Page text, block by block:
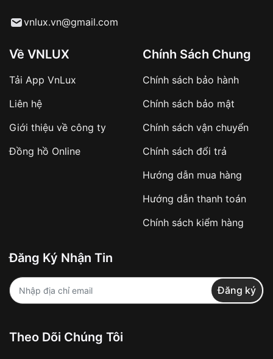
Từ khóa SEO:
sản phẩm đặc biệt
hàng
Số tiền còn lại thanh toán khi nhận hàng hoặc
✔️ Đảm bảo xử lý đơn hàng nhanh chóng
✔️ Hạn chế tình trạng hủy đơn không mong
Từ khóa SEO:
Khách hàng được
thanh toán
vnlux.vn@gmail.com
Về VNLUX
Tải App VnLux
Liên hệ
Giới thiệu về công ty
Đồng hồ Online
Chính Sách Chung
Chính sách bảo hành
Chính sách bảo mật
Chính sách vận chuyển
Chính sách đổi trả
Hướng dẫn mua hàng
Hướng dẫn thanh toán
Chính sách kiểm hàng
Đăng Ký Nhận Tin
Đăng ký
Theo Dõi Chúng Tôi